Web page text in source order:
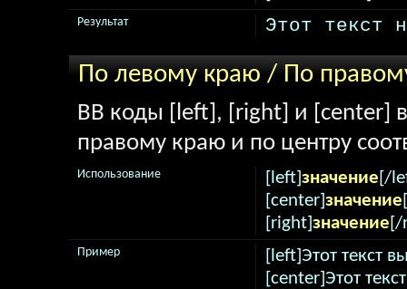
Этот текст
Результат
По левому краю / По
BB коды [left], [right] и [center]
правому краю и по центру
[left]значение[/
[center]значение
[right]значение[/
Использование
[left]Этот текст
[center]Этот
Пример